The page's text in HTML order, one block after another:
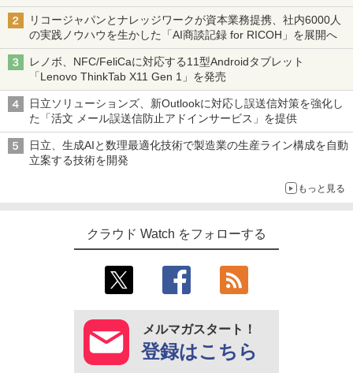
ラムを提供
リコージャパンとナレッジワークが資本業務提携、社内6000人
の実践ノウハウを生かした「AI商談記録 for RICOH」を展開へ
レノボ、NFC/FeliCaに対応する11型Androidタブレット
「Lenovo ThinkTab X11 Gen 1」を発売
日立ソリューションズ、新Outlookに対応し誤送信対策を強化し
た「活文 メール誤送信防止アドインサービス」を提供
日立、生成AIと数理最適化技術で製造業の生産ライン構成を自動
立案する技術を開発
もっと見る
クラウド Watch をフォローする
メルマガスタート！
登録はこちら